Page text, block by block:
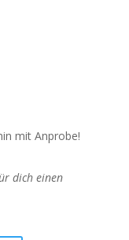
mit Anprobe!
dich einen